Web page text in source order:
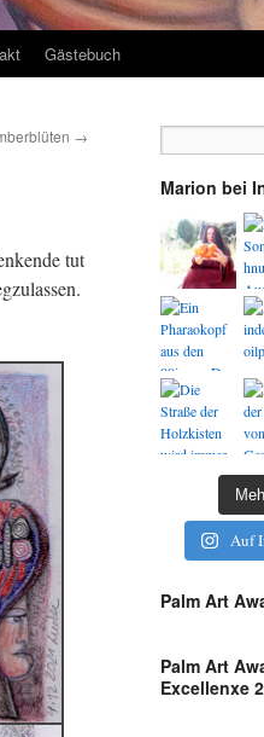
Gästebuch
→
tut
Marion bei
Auf
Palm Art
Palm Art
Excellenxe